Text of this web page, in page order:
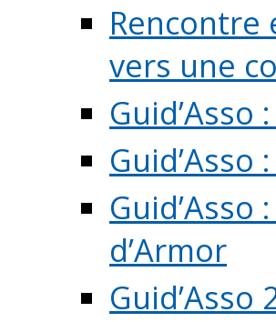
Rencontre
vers une
d’Armor
Guid’Asso